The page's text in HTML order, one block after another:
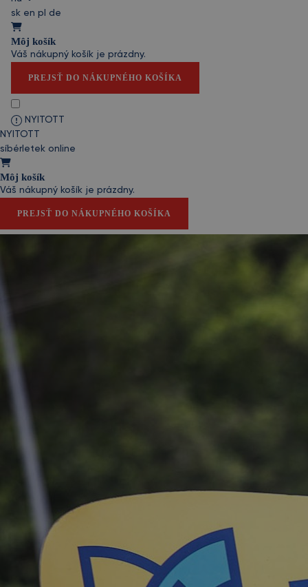
sk en pl de
Môj košík
Váš nákupný košík je prázdny.
PREJSŤ DO NÁKUPNÉHO KOŠÍKA
NYITOTT
NYITOTT
síbérletek online
Môj košík
Váš nákupný košík je prázdny.
PREJSŤ DO NÁKUPNÉHO KOŠÍKA